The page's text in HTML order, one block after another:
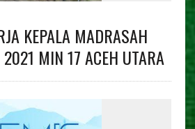
KEPALA MADRASAH
MIN 17 ACEH UTARA